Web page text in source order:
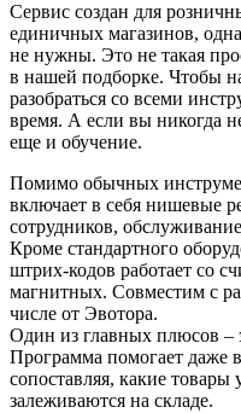
Сервис создан для
единичных магазинов,
не нужны. Это не такая
в нашей подборке. Чтобы
разобраться со всеми
время. А если вы никогда
еще и обучение.
Помимо обычных
включает в себя нишевые
сотрудников,
Кроме стандартного
штрих-кодов работает со
магнитных. Совместим с
числе от Эвотора.
Один из главных плюсов –
Программа помогает даже
сопоставляя, какие товары
залеживаются на складе.